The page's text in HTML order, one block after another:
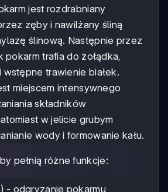
jest rozdrabniany
zęby i nawilżany śliną
ślinową. Następnie przez
pokarm trafia do żołądka,
trawienie białek.
miejscem intensywnego
składników
w jelicie grubym
wody i formowanie kału.
pełnią różne funkcje:
- odgryzanie pokarmu